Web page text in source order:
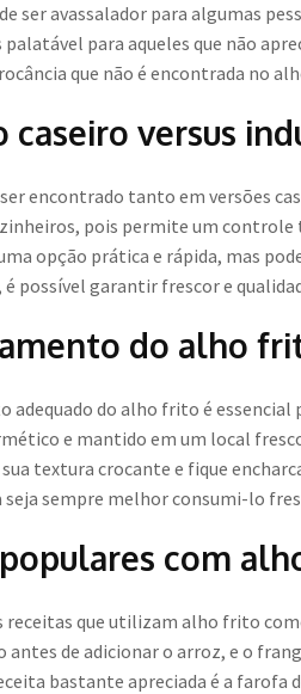
ser avassalador para algumas
para aqueles que não
que não é encontrada no
versus
encontrado tanto em versões
pois permite um
opção prática e rápida, mas
possível garantir frescor e
do alho
adequado do alho frito é essencial
e mantido em um local
textura crocante e fique
seja sempre melhor consumi-lo
com
receitas que utilizam alho frito
antes de adicionar o arroz, e o
bastante apreciada é a